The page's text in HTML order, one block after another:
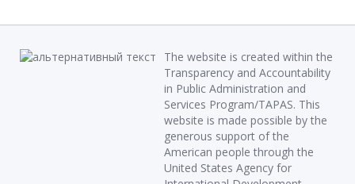
The website is created within the
Transparency and Accountability
in Public Administration and
Services Program/TAPAS. This
website is made possible by the
generous support of the
American people through the
United States Agency for